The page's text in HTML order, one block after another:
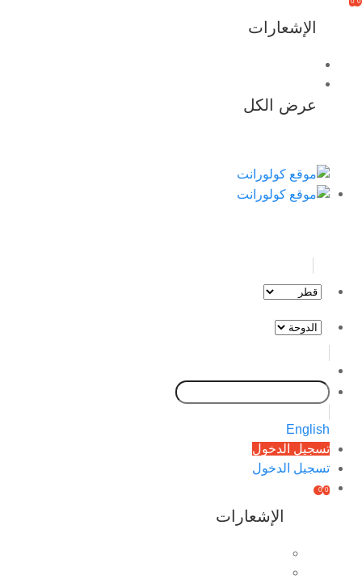
الإشعارات
عرض الكل
English
تسجيل الدخول
تسجيل الدخول
0
0
الإشعارات